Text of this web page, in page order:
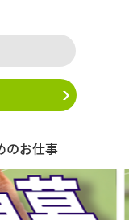
のお仕事